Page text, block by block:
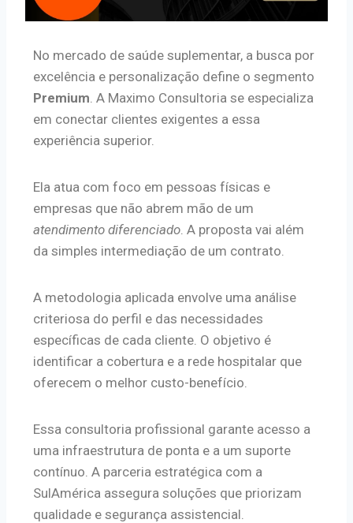
No mercado de saúde suplementar, a busca por
excelência e personalização define o segmento
Premium . A Maximo Consultoria se especializa
em conectar clientes exigentes a essa
experiência superior.
Ela atua com foco em pessoas físicas e
empresas que não abrem mão de um
atendimento diferenciado . A proposta vai além
da simples intermediação de um contrato.
A metodologia aplicada envolve uma análise
criteriosa do perfil e das necessidades
específicas de cada cliente. O objetivo é
identificar a cobertura e a rede hospitalar que
oferecem o melhor custo-benefício.
Essa consultoria profissional garante acesso a
uma infraestrutura de ponta e a um suporte
contínuo. A parceria estratégica com a
SulAmérica assegura soluções que priorizam
qualidade e segurança assistencial.